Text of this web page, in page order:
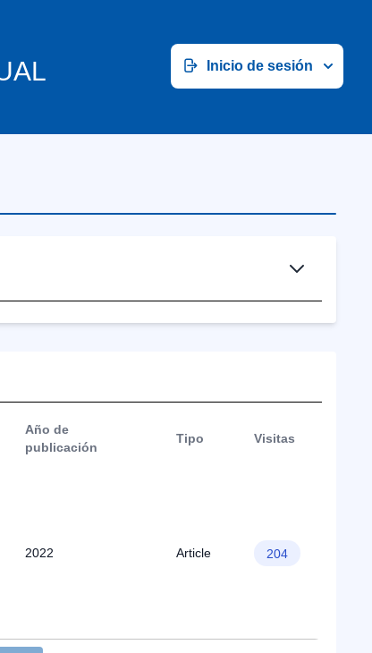
Inicio de sesión
Año de
publicación
Tipo Visitas
2022 Article 204